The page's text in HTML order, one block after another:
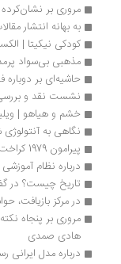
مروری بر نشان‌کرده | مریم
به بهانه انتشار مقالات
کودکی نیکیتا | الکسی
مذهبی بی‌سواد پرمدعا |
حاشیه‌ای بر دوباره فکر
نشست نقد و بررسی رومی
خشم و هیاهو | ویلیام فاکنر
نگاهی به آنتولوژی شعر
پیرامون 1979 کراخت | لیلا عبداللهی
درباره نظام آموزشی و
تاریخ چیست؟ در گفت‌وگو
در مرکز بازیافت، حواستو
هادی صمدی
درباره مدل ایرانی رسیدن